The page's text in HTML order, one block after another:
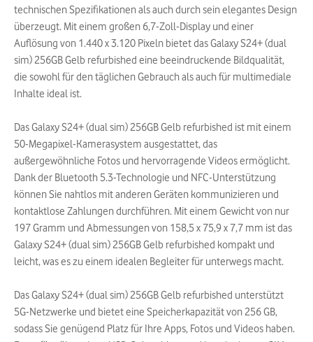
technischen Spezifikationen als auch durch sein elegantes Design
überzeugt. Mit einem großen 6,7-Zoll-Display und einer
Auflösung von 1.440 x 3.120 Pixeln bietet das Galaxy S24+ (dual
sim) 256GB Gelb refurbished eine beeindruckende Bildqualität,
die sowohl für den täglichen Gebrauch als auch für multimediale
Inhalte ideal ist.
Das Galaxy S24+ (dual sim) 256GB Gelb refurbished ist mit einem
50-Megapixel-Kamerasystem ausgestattet, das
außergewöhnliche Fotos und hervorragende Videos ermöglicht.
Dank der Bluetooth 5.3-Technologie und NFC-Unterstützung
können Sie nahtlos mit anderen Geräten kommunizieren und
kontaktlose Zahlungen durchführen. Mit einem Gewicht von nur
197 Gramm und Abmessungen von 158,5 x 75,9 x 7,7 mm ist das
Galaxy S24+ (dual sim) 256GB Gelb refurbished kompakt und
leicht, was es zu einem idealen Begleiter für unterwegs macht.
Das Galaxy S24+ (dual sim) 256GB Gelb refurbished unterstützt
5G-Netzwerke und bietet eine Speicherkapazität von 256 GB,
sodass Sie genügend Platz für Ihre Apps, Fotos und Videos haben.